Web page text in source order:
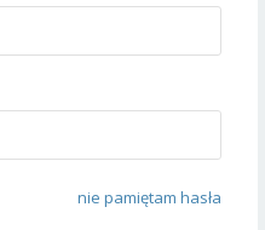
nie pamiętam hasła